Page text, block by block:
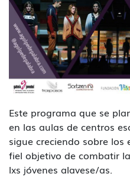
Este programa que se
en las aulas de centros
sigue creciendo sobre
fiel objetivo de combatir
lxs jóvenes alavese/as.